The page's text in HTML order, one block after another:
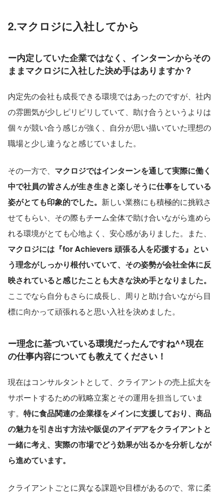
2.マクロジに入社してから
ー内定していた企業ではなく、インターンからその
ままマクロジに入社した決め手はありますか？
内定先の会社も成長できる環境ではあったのですが、社内
の雰囲気が少しピリピリしていて、助け合うというよりは
個々が競い合う感じが強く、自分が思い描いていた理想の
職場と少し違うなと感じていました。
その一方で、 マクロジではインターンを通して実際に働く
中で社員の皆さんが生き生きと楽しそうに仕事をしている
姿がとても印象的でした。 新しい業務にも積極的に挑戦さ
せてもらい、その際もチーム全体で助け合いながら進めら
れる環境がとても心地よく、安心感がありました。また、
マクロジには『for Achievers 頑張る人を応援する』とい
う理念がしっかり根付いていて、その姿勢が会社全体に反
映されていると感じたことも大きな決め手となりました。
ここでなら自分もさらに成長し、周りと助け合いながら目
標に向かって頑張れると思い入社を決めました。
ー理念に基づいている環境だったんですね^^現在
の仕事内容についても教えてください！
現在はコンサルタントとして、クライアントの売上拡大を
サポートするための戦略立案とその運用を担当していま
す。 特に食品関連の企業様をメインに支援しており、商品
の魅力を引き出す方法や販促のアイデアをクライアントと
一緒に考え、実際の市場でどう効果が出るかを分析しなが
ら進めています。
クライアントごとに異なる課題や目標があるので、常に柔